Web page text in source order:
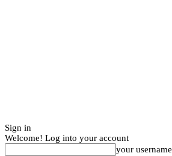
Sign in
Welcome! Log into your account
your username